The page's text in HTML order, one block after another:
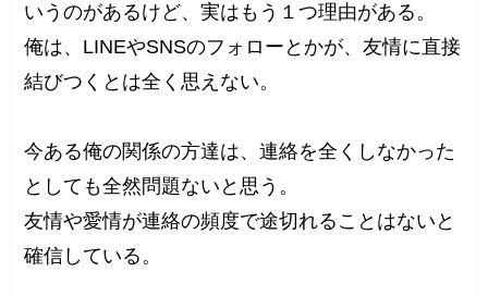
いうのがあるけど、実はもう１つ理由がある。
俺は、LINEやSNSのフォローとかが、友情に直接
結びつくとは全く思えない。
今ある俺の関係の方達は、連絡を全くしなかった
としても全然問題ないと思う。
友情や愛情が連絡の頻度で途切れることはないと
確信している。